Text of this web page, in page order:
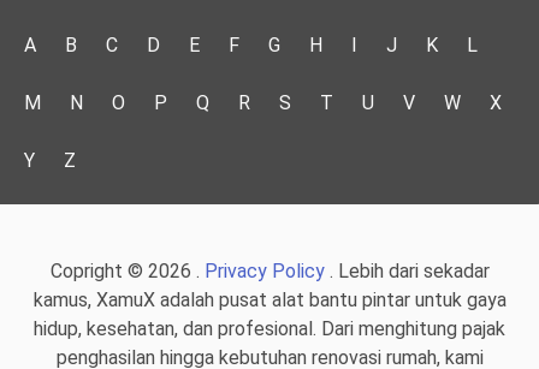
A B C D E F G H I J K L
M N O P Q R S T U V W X
Y Z
Copright © 2026 . Privacy Policy. Lebih dari sekadar
kamus, XamuX adalah pusat alat bantu pintar untuk gaya
hidup, kesehatan, dan profesional. Dari menghitung pajak
penghasilan hingga kebutuhan renovasi rumah, kami